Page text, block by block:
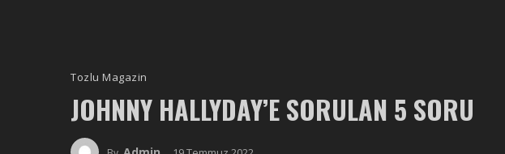
Tozlu Magazin
JOHNNY HALLYDAY’E SORULAN 5 SORU